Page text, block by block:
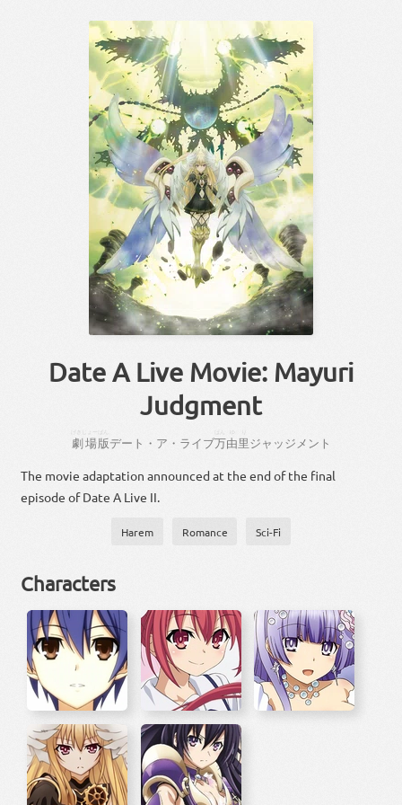
Date A Live Movie: Mayuri
Judgment
劇場版デート・ア・ライブ万由里ジャッジメント
The movie adaptation announced at the end of the final
episode of Date A Live II.
Harem Romance Sci-Fi
Characters